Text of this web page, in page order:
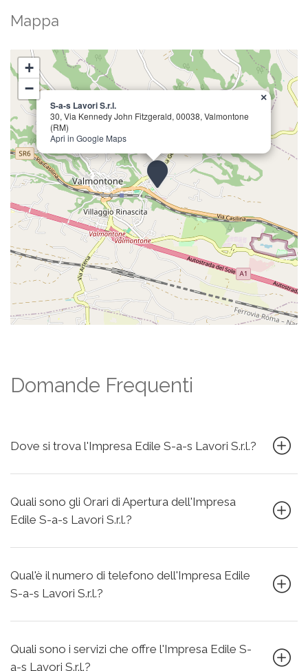
Mappa
S-a-s Lavori S.r.l.
30, Via Kennedy John Fitzgerald, 00038, Valmontone
(RM)
Apri in Google Maps
×
+
−
Domande Frequenti
Dove si trova l'Impresa Edile S-a-s Lavori S.r.l.?
Quali sono gli Orari di Apertura dell'Impresa
Edile S-a-s Lavori S.r.l.?
Qual'è il numero di telefono dell'Impresa Edile
S-a-s Lavori S.r.l.?
Quali sono i servizi che offre l'Impresa Edile S-
a-s Lavori S.r.l.?